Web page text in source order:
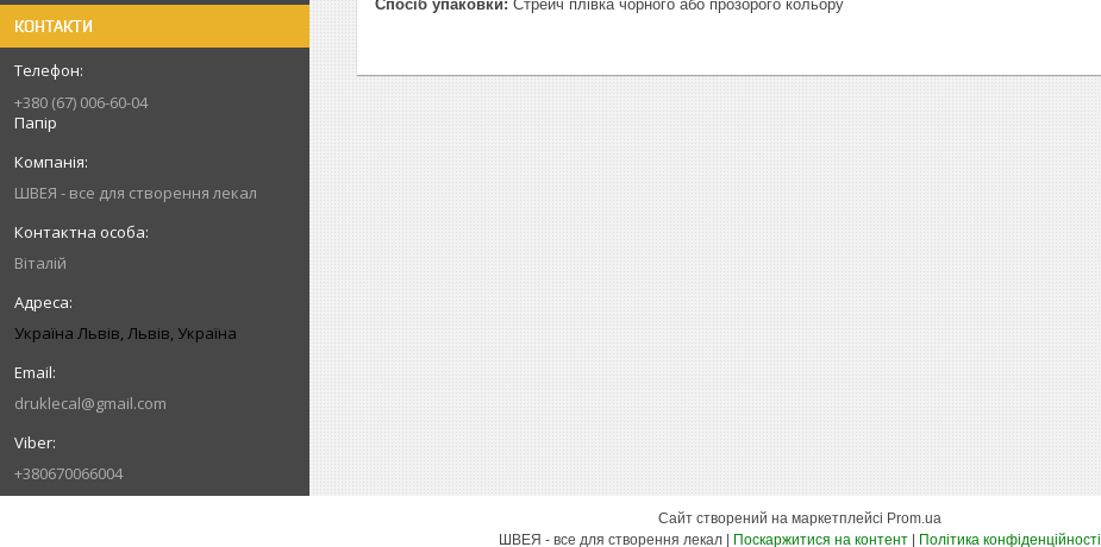
КОНТАКТИ
+380 (67) 006-60-04
Папір
ШВЕЯ - все для створення лекал
Віталій
Україна Львів, Львів, Україна
druklecal@gmail.com
+380670066004
Спосіб упаковки: Стрейч плівка чорного або прозорого кольору
Сайт створений на маркетплейсі Prom.ua
Поскаржитися на контент Політика конфіденційності